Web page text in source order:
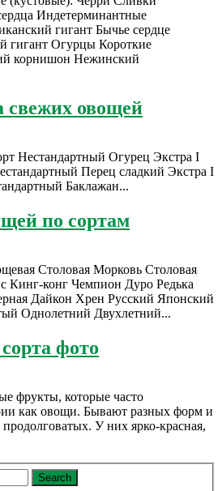
Индетерминантные
гигант Бычье сердце
гигант Огурцы Короткие
корнишон Нежинский
свежих овощей
Нестандартный Огурец Экстра I
Перец сладкий Экстра I
Баклажан...
по сортам
Столовая Морковь Столовая
Кинг-конг Чемпион Дуро Редька
Дайкон Хрен Русский Японский
Однолетний Двухлетний...
фото
фрукты, которые часто
как овощи. Бывают разных форм и
У них ярко-красная,